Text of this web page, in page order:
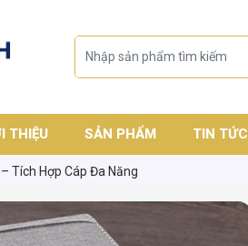
THIỆU SẢN PHẨM TIN TỨC
Tích Hợp Cáp Đa Năng